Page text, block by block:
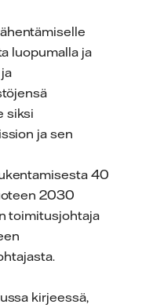
luopumalla ja
siksi
ja sen
40
2030
toimitusjohtaja
kirjeessä,